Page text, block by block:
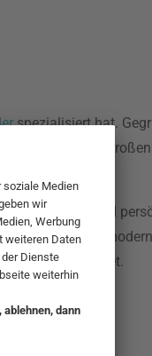
spezialisiert hat.
legt
zu werden.
Kreativität und
die perfekt in
auszeichnet.